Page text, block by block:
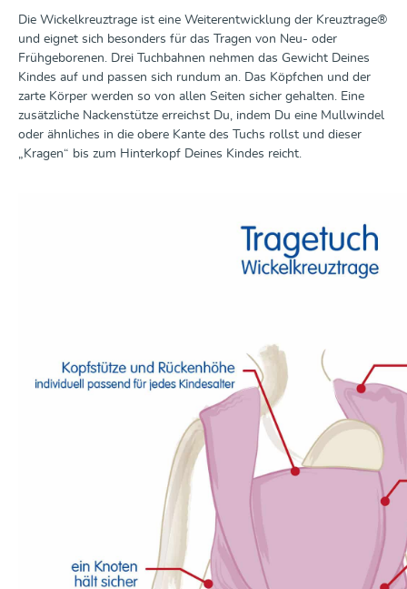
Die Wickelkreuztrage ist eine Weiterentwicklung der Kreuztrage®
und eignet sich besonders für das Tragen von Neu- oder
Frühgeborenen. Drei Tuchbahnen nehmen das Gewicht Deines
Kindes auf und passen sich rundum an. Das Köpfchen und der
zarte Körper werden so von allen Seiten sicher gehalten. Eine
zusätzliche Nackenstütze erreichst Du, indem Du eine Mullwindel
oder ähnliches in die obere Kante des Tuchs rollst und dieser
„Kragen“ bis zum Hinterkopf Deines Kindes reicht.